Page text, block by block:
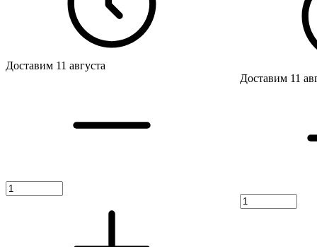
Доставим 11 августа
Доставим 11